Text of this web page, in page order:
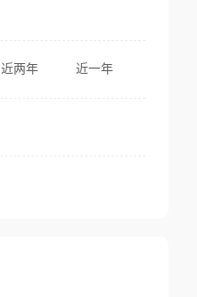
近两年 近一年